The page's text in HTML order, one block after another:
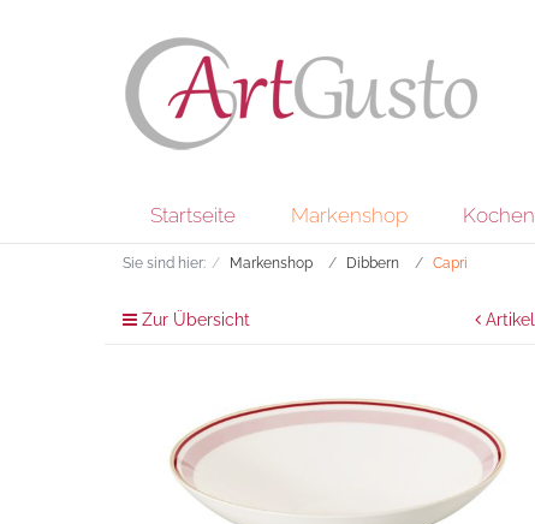
Startseite Markenshop
Sie sind hier: Markenshop Dibbern Capri
Zur Übersicht